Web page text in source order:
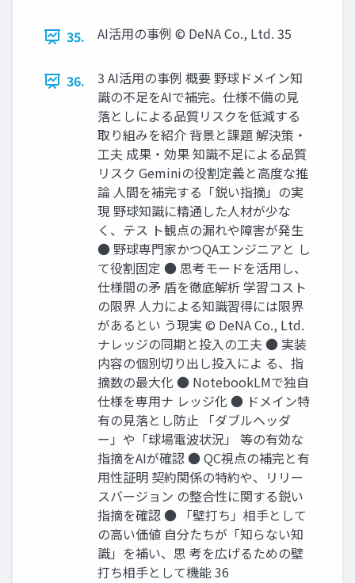
35. AI活用の事例 © DeNA Co., Ltd. 35
36.
3 AI活用の事例 概要 野球ドメイン知
識の不足をAIで補完。仕様不備の見
落としによる品質リスクを低減する
取り組みを紹介 背景と課題 解決策・
工夫 成果・効果 知識不足による品質
リスク Geminiの役割定義と高度な推
論 人間を補完する「鋭い指摘」の実
現 野球知識に精通した人材が少な
く、テス ト観点の漏れや障害が発生
● 野球専門家かつQAエンジニアと し
て役割固定 ● 思考モードを活用し、
仕様間の矛 盾を徹底解析 学習コスト
の限界 人力による知識習得には限界
があるとい う現実 © DeNA Co., Ltd.
ナレッジの同期と投入の工夫 ● 実装
内容の個別切り出し投入によ る、指
摘数の最大化 ● NotebookLMで独自
仕様を専用ナ レッジ化 ● ドメイン特
有の見落とし防止 「ダブルヘッダ
ー」や「球場電波状況」 等の有効な
指摘をAIが確認 ● QC視点の補完と有
用性証明 契約関係の特約や、リリー
スバージョン の整合性に関する鋭い
指摘を確認 ● 「壁打ち」相手として
の高い価値 自分たちが「知らない知
識」を補い、思 考を広げるための壁
打ち相手として機能 36